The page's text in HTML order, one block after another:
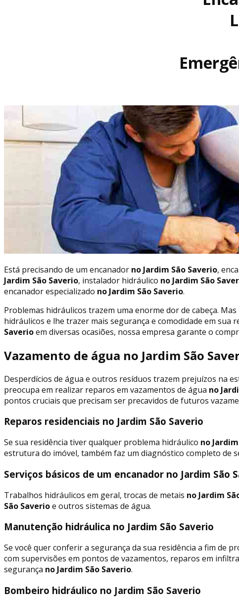
Está precisando de um encanador no Jardim São Saverio,
Jardim São Saverio, instalador hidráulico no Jardim São
encanador especializado no Jardim São Saverio.
Problemas hidráulicos trazem uma enorme dor de cabeça.
hidráulicos e lhe trazer mais segurança e comodidade em sua
Saverioem diversas ocasiões, nossa empresa garante o
Vazamento de água no Jardim São
Desperdícios de água e outros resíduos trazem prejuízos na
preocupa em realizar reparos em vazamentos de água no
pontos cruciais que precisam ser precavidos de futuros
Reparos residenciais no Jardim São Saverio
Se sua residência tiver qualquer problema hidráulico no
estrutura do imóvel, também faz um diagnóstico completo de
Serviços básicos de um encanador no Jardim São
Trabalhos hidráulicos em geral, trocas de metais no Jardim
São Saverioe outros sistemas de água.
Manutenção hidráulica no Jardim São Saverio
Se você quer conferir a segurança da sua residência a fim de
com supervisões em pontos de vazamentos, reparos em
segurança no Jardim São Saverio.
Bombeiro hidráulico no Jardim São Saverio